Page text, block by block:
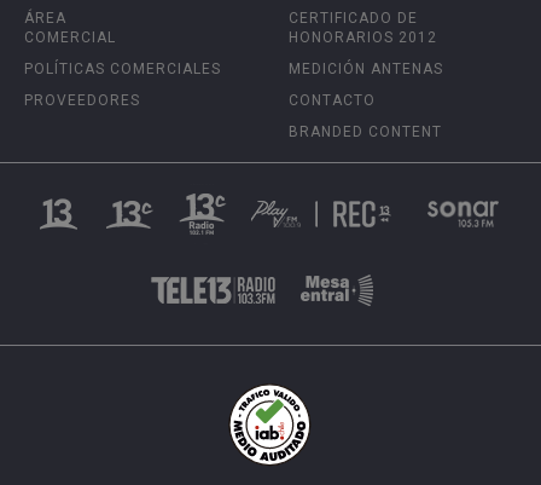
ÁREA
COMERCIAL
POLÍTICAS COMERCIALES
PROVEEDORES
CERTIFICADO DE
HONORARIOS 2012
MEDICIÓN ANTENAS
CONTACTO
BRANDED CONTENT